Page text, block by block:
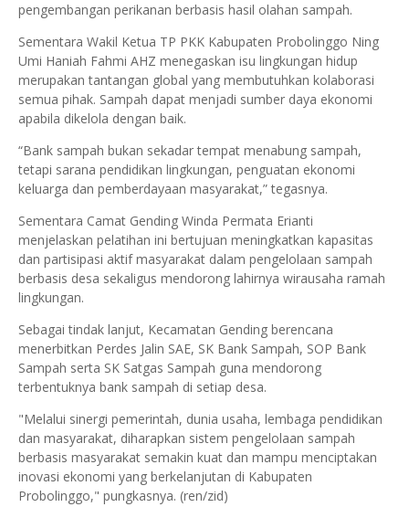
pengembangan perikanan berbasis hasil olahan sampah.
Sementara Wakil Ketua TP PKK Kabupaten Probolinggo Ning
Umi Haniah Fahmi AHZ menegaskan isu lingkungan hidup
merupakan tantangan global yang membutuhkan kolaborasi
semua pihak. Sampah dapat menjadi sumber daya ekonomi
apabila dikelola dengan baik.
“Bank sampah bukan sekadar tempat menabung sampah,
tetapi sarana pendidikan lingkungan, penguatan ekonomi
keluarga dan pemberdayaan masyarakat,” tegasnya.
Sementara Camat Gending Winda Permata Erianti
menjelaskan pelatihan ini bertujuan meningkatkan kapasitas
dan partisipasi aktif masyarakat dalam pengelolaan sampah
berbasis desa sekaligus mendorong lahirnya wirausaha ramah
lingkungan.
Sebagai tindak lanjut, Kecamatan Gending berencana
menerbitkan Perdes Jalin SAE, SK Bank Sampah, SOP Bank
Sampah serta SK Satgas Sampah guna mendorong
terbentuknya bank sampah di setiap desa.
"Melalui sinergi pemerintah, dunia usaha, lembaga pendidikan
dan masyarakat, diharapkan sistem pengelolaan sampah
berbasis masyarakat semakin kuat dan mampu menciptakan
inovasi ekonomi yang berkelanjutan di Kabupaten
Probolinggo," pungkasnya. (ren/zid)